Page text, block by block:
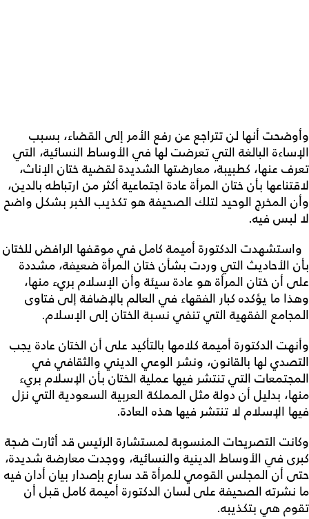
وأوضحت أنها لن تتراجع عن رفع الأمر إلى القضاء، بسبب
الإساءة البالغة التي تعرضت لها في الأوساط النسائية، التي
تعرف عنها، كطبيبة، معارضتها الشديدة لقضية ختان الإناث،
لاقتناعها بأن ختان المرأة عادة اجتماعية أكثر من ارتباطه بالدين،
وأن المخرج الوحيد لتلك الصحيفة هو تكذيب الخبر بشكل واضح
لا لبس فيه.
واستشهدت الدكتورة أميمة كامل في موقفها الرافض للختان
بأن الأحاديث التي وردت بشأن ختان المرأة ضعيفة، مشددة
على أن ختان المرأة هو عادة سيئة وأن الإسلام بريء منها،
وهذا ما يؤكده كبار الفقهاء في العالم بالإضافة إلى فتاوى
المجامع الفقهية التي تنفي نسبة الختان إلى الإسلام.
وأنهت الدكتورة أميمة كلامها بالتأكيد على أن الختان عادة يجب
التصدي لها بالقانون، ونشر الوعي الديني والثقافي في
المجتمعات التي تنتشر فيها عملية الختان بأن الإسلام بريء
منها، بدليل أن دولة مثل المملكة العربية السعودية التي نزل
فيها الإسلام لا تنتشر فيها هذه العادة.
وكانت التصريحات المنسوبة لمستشارة الرئيس قد أثارت ضجة
كبرى في الأوساط الدينية والنسائية، ووجدت معارضة شديدة،
حتى أن المجلس القومي للمرأة قد سارع بإصدار بيان أدان فيه
ما نشرته الصحيفة على لسان الدكتورة أميمة كامل قبل أن
تقوم هي بتكذيبه.